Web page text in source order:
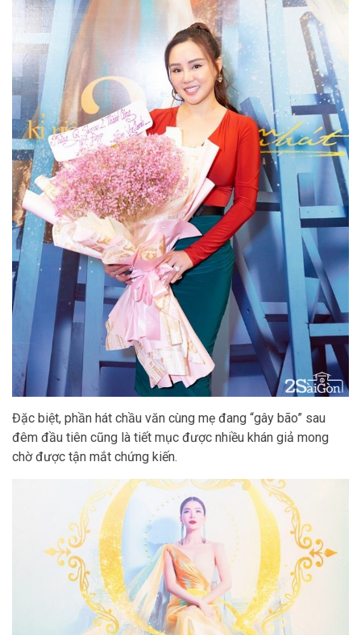
Đặc biệt, phần hát chầu văn cùng mẹ đang “gây bão” sau
đêm đầu tiên cũng là tiết mục được nhiều khán giả mong
chờ được tận mắt chứng kiến.